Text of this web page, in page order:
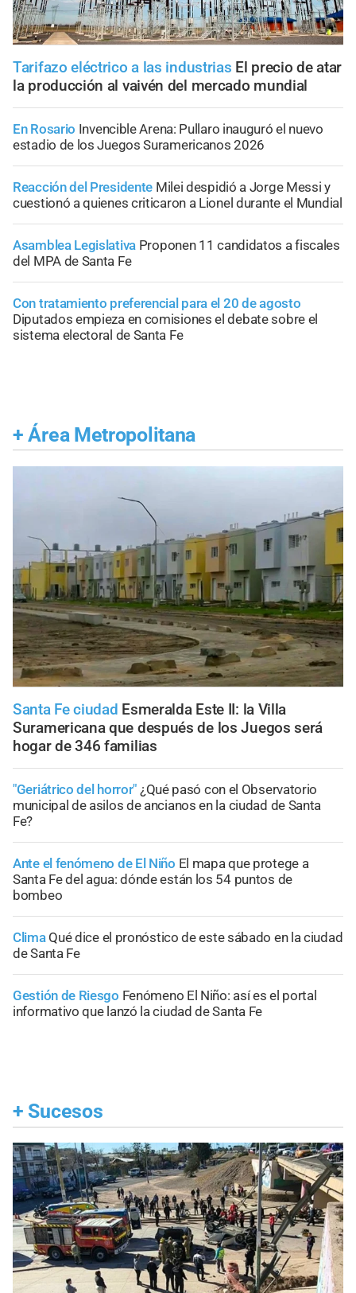
Tarifazo eléctrico a las industrias El precio de atar
la producción al vaivén del mercado mundial
En Rosario Invencible Arena: Pullaro inauguró el nuevo
estadio de los Juegos Suramericanos 2026
Reacción del Presidente Milei despidió a Jorge Messi y
cuestionó a quienes criticaron a Lionel durante el Mundial
Asamblea Legislativa Proponen 11 candidatos a fiscales
del MPA de Santa Fe
Con tratamiento preferencial para el 20 de agosto
Diputados empieza en comisiones el debate sobre el
sistema electoral de Santa Fe
+ Área Metropolitana
Santa Fe ciudad Esmeralda Este II: la Villa
Suramericana que después de los Juegos será
hogar de 346 familias
"Geriátrico del horror" ¿Qué pasó con el Observatorio
municipal de asilos de ancianos en la ciudad de Santa
Fe?
Ante el fenómeno de El Niño El mapa que protege a
Santa Fe del agua: dónde están los 54 puntos de
bombeo
Clima Qué dice el pronóstico de este sábado en la ciudad
de Santa Fe
Gestión de Riesgo Fenómeno El Niño: así es el portal
informativo que lanzó la ciudad de Santa Fe
+ Sucesos